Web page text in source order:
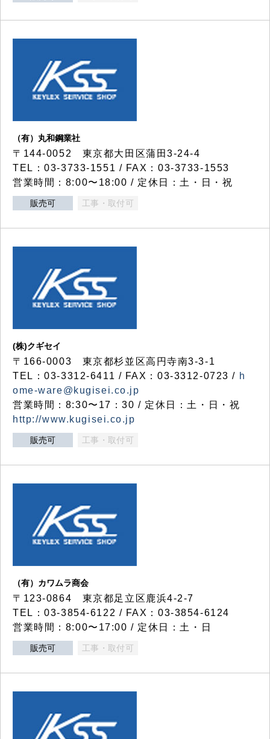
（有）丸和鋼業社
〒144-0052 東京都大田区蒲田3-24-4
TEL：03-3733-1551 / FAX：03-3733-1553
営業時間：8:00〜18:00 / 定休日：土・日・祝
販売可 工事・取付可
(株)クギセイ
〒166-0003 東京都杉並区高円寺南3-3-1
TEL：03-3312-6411 / FAX：03-3312-0723 / h
ome-ware@kugisei.co.jp
営業時間：8:30〜17：30 / 定休日：土・日・祝
http://www.kugisei.co.jp
販売可 工事・取付可
（有）カワムラ商会
〒123-0864 東京都足立区鹿浜4-2-7
TEL：03-3854-6122 / FAX：03-3854-6124
営業時間：8:00〜17:00 / 定休日：土・日
販売可 工事・取付可